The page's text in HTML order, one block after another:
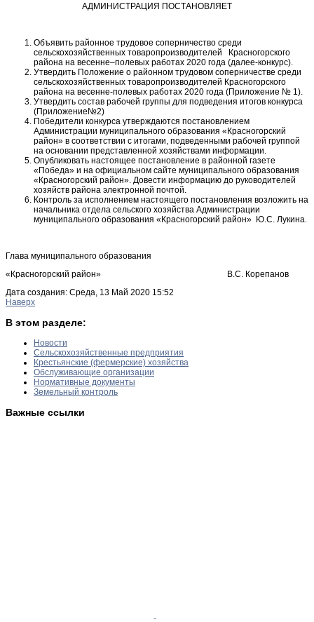
АДМИНИСТРАЦИЯ ПОСТАНОВЛЯЕТ
Объявить районное трудовое соперничество среди
сельскохозяйственных товаропроизводителей Красногорского
района на весенне–полевых работах 2020 года (далее-конкурс).
Утвердить Положение о районном трудовом соперничестве среди
сельскохозяйственных товаропроизводителей Красногорского
района на весенне-полевых работах 2020 года (Приложение № 1).
Утвердить состав рабочей группы для подведения итогов конкурса
(Приложение№2)
Победители конкурса утверждаются постановлением
Администрации муниципального образования «Красногорский
район» в соответствии с итогами, подведенными рабочей группой
на основании представленной хозяйствами информации.
Опубликовать настоящее постановление в районной газете
«Победа» и на официальном сайте муниципального образования
«Красногорский район». Довести информацию до руководителей
хозяйств района электронной почтой.
Контроль за исполнением настоящего постановления возложить на
начальника отдела сельского хозяйства Администрации
муниципального образования «Красногорский район» Ю.С. Лукина.
Глава муниципального образования
«Красногорский район» В.С. Корепанов
Дата создания: Среда, 13 Май 2020 15:52
Наверх
В этом разделе:
Новости
Сельскохозяйственные предприятия
Крестьянские (фермерские) хозяйства
Обслуживающие организации
Нормативные документы
Земельный контроль
Важные ссылки